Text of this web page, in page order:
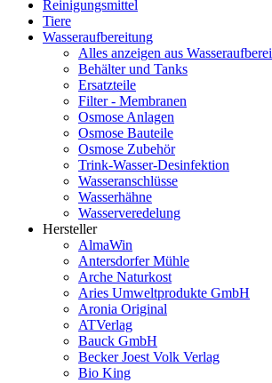
Reinigungsmittel
Tiere
Wasseraufbereitung
Alles anzeigen aus
Behälter und Tanks
Ersatzteile
Filter - Membranen
Osmose Anlagen
Osmose Bauteile
Osmose Zubehör
Trink-Wasser-Desinfektion
Wasseranschlüsse
Wasserhähne
Wasserveredelung
Hersteller
AlmaWin
Antersdorfer Mühle
Arche Naturkost
Aries Umweltprodukte GmbH
Aronia Original
ATVerlag
Bauck GmbH
Becker Joest Volk Verlag
Bio King